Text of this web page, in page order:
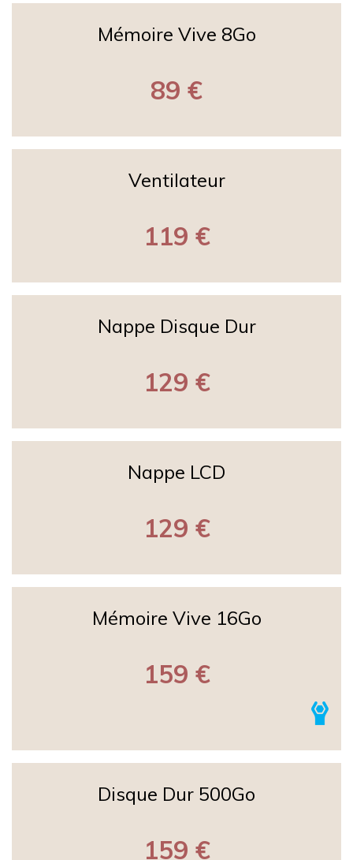
Mémoire Vive 8Go
89 €
Ventilateur
119 €
Nappe Disque Dur
129 €
Nappe LCD
129 €
Mémoire Vive 16Go
159 €
Disque Dur 500Go
159 €